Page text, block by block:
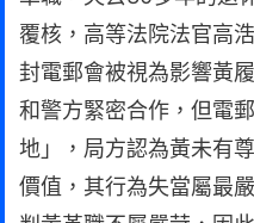
覆核，高等法院法官高
封電郵會被視為影響黃
和警方緊密合作，但電
地」，局方認為黃未有
價值，其行為失當屬最